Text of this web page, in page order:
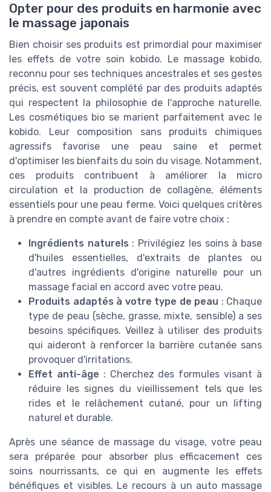
Opter pour des produits en harmonie avec
le massage japonais
Bien choisir ses produits est primordial pour maximiser
les effets de votre soin kobido. Le massage kobido,
reconnu pour ses techniques ancestrales et ses gestes
précis, est souvent complété par des produits adaptés
qui respectent la philosophie de l'approche naturelle.
Les cosmétiques bio se marient parfaitement avec le
kobido. Leur composition sans produits chimiques
agressifs favorise une peau saine et permet
d'optimiser les bienfaits du soin du visage. Notamment,
ces produits contribuent à améliorer la micro
circulation et la production de collagène, éléments
essentiels pour une peau ferme. Voici quelques critères
à prendre en compte avant de faire votre choix :
Ingrédients naturels : Privilégiez les soins à base
d'huiles essentielles, d'extraits de plantes ou
d'autres ingrédients d'origine naturelle pour un
massage facial en accord avec votre peau.
Produits adaptés à votre type de peau : Chaque
type de peau (sèche, grasse, mixte, sensible) a ses
besoins spécifiques. Veillez à utiliser des produits
qui aideront à renforcer la barrière cutanée sans
provoquer d'irritations.
Effet anti-âge : Cherchez des formules visant à
réduire les signes du vieillissement tels que les
rides et le relâchement cutané, pour un lifting
naturel et durable.
Après une séance de massage du visage, votre peau
sera préparée pour absorber plus efficacement ces
soins nourrissants, ce qui en augmente les effets
bénéfiques et visibles. Le recours à un auto massage